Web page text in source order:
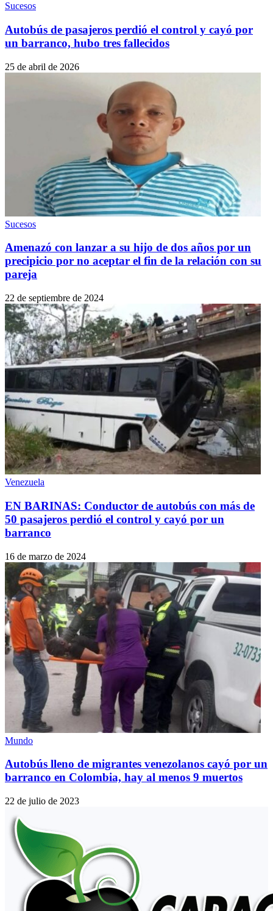
Sucesos
Autobús de pasajeros perdió el control y cayó por
un barranco, hubo tres fallecidos
25 de abril de 2026
Sucesos
Amenazó con lanzar a su hijo de dos años por un
precipicio por no aceptar el fin de la relación con su
pareja
22 de septiembre de 2024
Venezuela
EN BARINAS: Conductor de autobús con más de
50 pasajeros perdió el control y cayó por un
barranco
16 de marzo de 2024
Mundo
Autobús lleno de migrantes venezolanos cayó por un
barranco en Colombia, hay al menos 9 muertos
22 de julio de 2023